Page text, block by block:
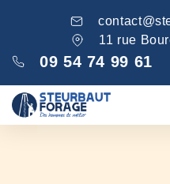
11 rue
09 54 74 99 61